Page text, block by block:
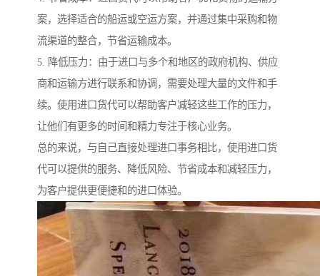
案，选择适合的船运或空运方案，并通过集中采购和物
流渠道的整合，节省运输成本。
5. 降低压力：由于进口与多个和地区的政府机构、供应
商和运输方进行联系和协调，需要处理大量的文件和手
续。使用进口货代可以帮助客户减轻这些工作的压力，
让他们有更多的时间和精力专注于核心业务。
总的来说，与自己直接处理进口事务相比，使用进口货
代可以提供的服务、降低风险、节省成本和减轻压力，
为客户提供更便捷和的进口体验。